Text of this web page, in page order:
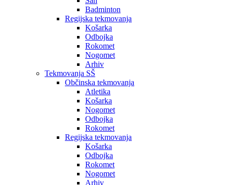
Badminton
Regijska tekmovanja
Košarka
Odbojka
Rokomet
Nogomet
Arhiv
Tekmovanja SŠ
Občinska tekmovanja
Atletika
Košarka
Nogomet
Odbojka
Rokomet
Regijska tekmovanja
Košarka
Odbojka
Rokomet
Nogomet
Arhiv